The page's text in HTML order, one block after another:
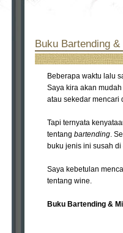
Buku Bartending
Beberapa waktu lalu
Saya kira akan
atau sekedar mencari
Tapi ternyata
tentang bartending.
buku jenis ini susah
Saya kebetulan
tentang wine.
Buku Bartending &